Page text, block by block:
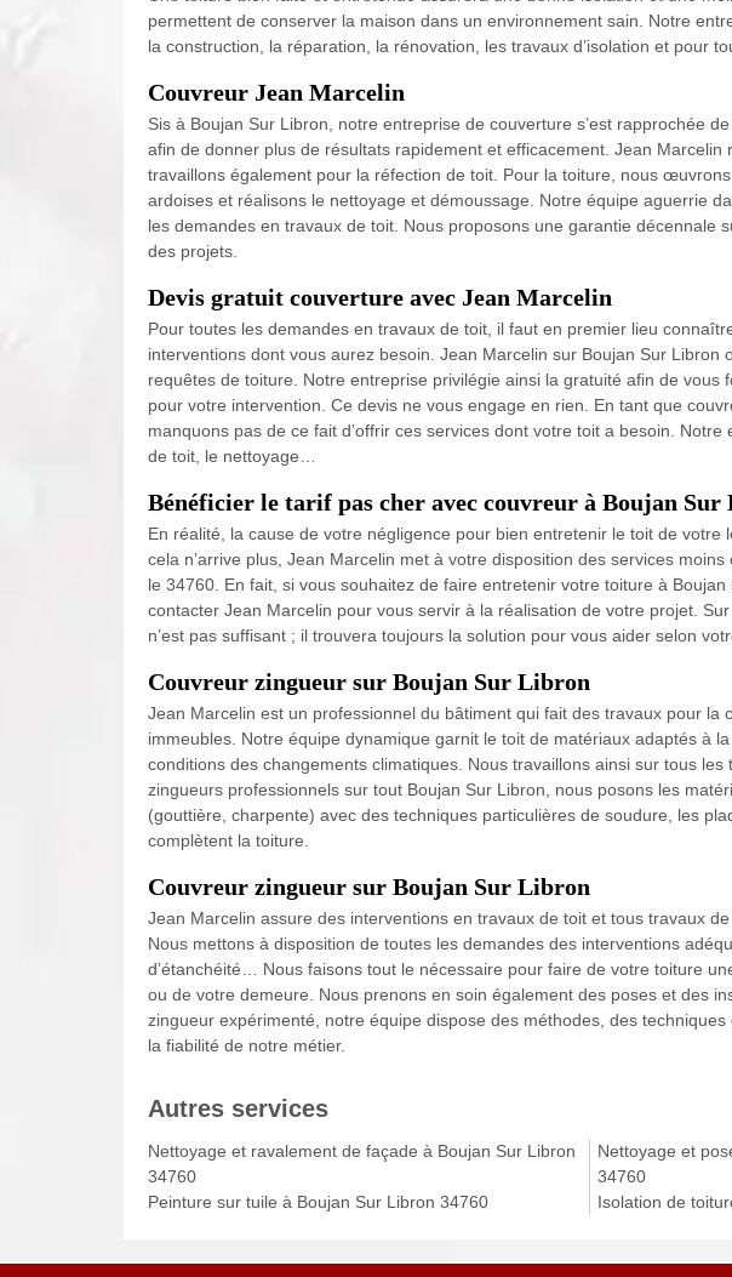
permettent de conserver la maison dans un environnement sain. Notre
la construction, la réparation, la rénovation, les travaux d’isolation et pour
Couvreur Jean Marcelin
Sis à Boujan Sur Libron, notre entreprise de couverture s’est rapprochée
afin de donner plus de résultats rapidement et efficacement. Jean
travaillons également pour la réfection de toit. Pour la toiture, nous
ardoises et réalisons le nettoyage et démoussage. Notre équipe aguerrie
les demandes en travaux de toit. Nous proposons une garantie décennale
des projets.
Devis gratuit couverture avec Jean Marcelin
Pour toutes les demandes en travaux de toit, il faut en premier lieu
interventions dont vous aurez besoin. Jean Marcelin sur Boujan Sur Libron
requêtes de toiture. Notre entreprise privilégie ainsi la gratuité afin de vous
pour votre intervention. Ce devis ne vous engage en rien. En tant que
manquons pas de ce fait d’offrir ces services dont votre toit a besoin.
de toit, le nettoyage…
Bénéficier le tarif pas cher avec couvreur à Boujan Sur
En réalité, la cause de votre négligence pour bien entretenir le toit de votre
cela n’arrive plus, Jean Marcelin met à votre disposition des services
le 34760. En fait, si vous souhaitez de faire entretenir votre toiture à Boujan
contacter Jean Marcelin pour vous servir à la réalisation de votre projet.
n’est pas suffisant ; il trouvera toujours la solution pour vous aider selon
Couvreur zingueur sur Boujan Sur Libron
Jean Marcelin est un professionnel du bâtiment qui fait des travaux pour la
immeubles. Notre équipe dynamique garnit le toit de matériaux adaptés à
conditions des changements climatiques. Nous travaillons ainsi sur tous
zingueurs professionnels sur tout Boujan Sur Libron, nous posons les
(gouttière, charpente) avec des techniques particulières de soudure, les
complètent la toiture.
Couvreur zingueur sur Boujan Sur Libron
Jean Marcelin assure des interventions en travaux de toit et tous travaux
Nous mettons à disposition de toutes les demandes des interventions
d’étanchéité… Nous faisons tout le nécessaire pour faire de votre toiture
ou de votre demeure. Nous prenons en soin également des poses et des
zingueur expérimenté, notre équipe dispose des méthodes, des
la fiabilité de notre métier.
Autres services
Nettoyage et ravalement de façade à Boujan Sur Libron
34760
Peinture sur tuile à Boujan Sur Libron 34760
Nettoyage et
34760
Isolation de